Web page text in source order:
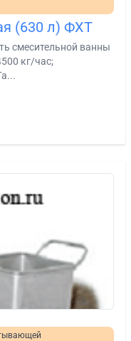
(630 л) ФХТ
смесительной ванны
кг/час;